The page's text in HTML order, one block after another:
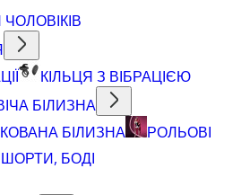
КІЛЬЦЯ З ВІБРАЦІЄЮ
БІЛИЗНА
БІЛИЗНА
РОЛЬОВІ
БОДІ